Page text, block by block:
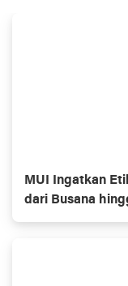
MUI Ingatkan
dari Busana